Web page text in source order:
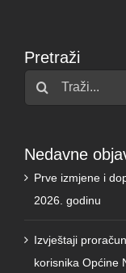
Traži...
Prve izmjene i
2026. godinu
Izvještaji
korisnika Općine
godine